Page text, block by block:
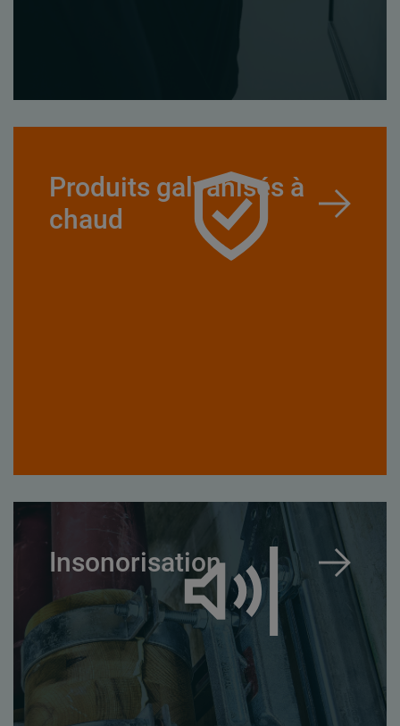
Produits galvanisés à
chaud
Insonorisation